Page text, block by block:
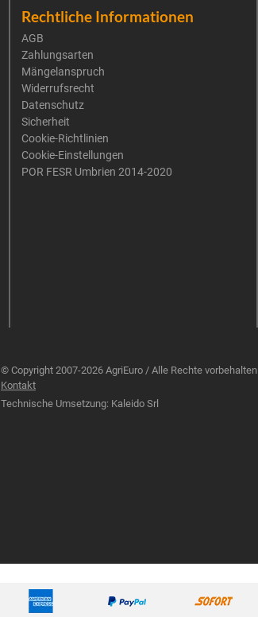
Rechtliche Informationen
AGB
Zahlungsarten
Mängelanspruch
Widerrufsrecht
Datenschutz
Sicherheit
Cookie-Richtlinien
Cookie-Einstellungen
POR FESR Umbrien 2014-2020
© Copyright 2007-2026 AgriEuro / Alle Rechte vorbehalten
Kontakt
Technische Umsetzung: Kaleido Srl